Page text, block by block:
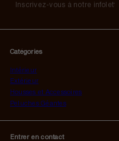
S'inscrire
Inscrivez-
notre
Catégories
Intérieur
Extérieur
Housses et Accessoires
Peluches Géantes
Entrer en contact